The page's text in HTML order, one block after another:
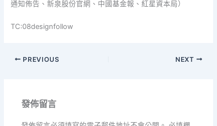
通知佈告、新泉股份官網、中國基金報、紅星資本局）
TC:08designfollow
PREVIOUS NEXT
發佈留言